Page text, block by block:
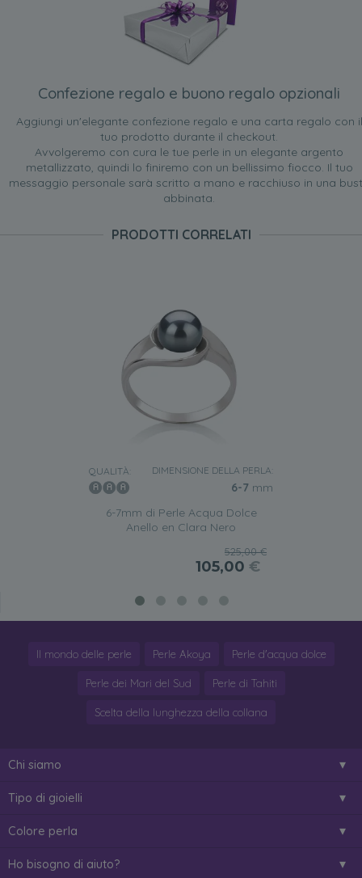
Confezione regalo e buono regalo opzionali
Aggiungi un'elegante confezione regalo e una carta regalo con il
tuo prodotto durante il checkout.
Avvolgeremo con cura le tue perle in un elegante argento
metallizzato, quindi lo finiremo con un bellissimo fiocco. Il tuo
messaggio personale sarà scritto a mano e racchiuso in una
abbinata.
PRODOTTI CORRELATI
QUALITÀ: DIMENSIONE DELLA PERLA:
6-7 mm
6-7mm di Perle Acqua Dolce
Anello en Clara Nero
525,00 €
105,00 €
Il mondo delle perle Perle Akoya Perle d'acqua dolce
Perle dei Mari del Sud Perle di Tahiti
Scelta della lunghezza della collana
Chi siamo
Tipo di gioielli
Colore perla
Ho bisogno di aiuto?